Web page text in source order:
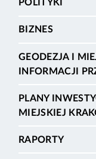
POLITYKI
BIZNES
GEODEZJA I
INFORMACJI
PLANY
MIEJSKIEJ
RAPORTY